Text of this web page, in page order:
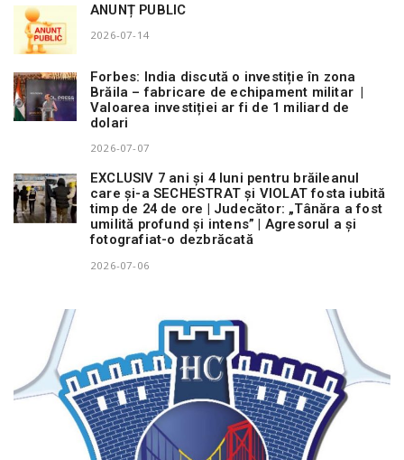
ANUNȚ PUBLIC
2026-07-14
Forbes: India discută o investiție în zona
Brăila – fabricare de echipament militar |
Valoarea investiției ar fi de 1 miliard de
dolari
2026-07-07
EXCLUSIV 7 ani și 4 luni pentru brăileanul
care și-a SECHESTRAT și VIOLAT fosta iubită
timp de 24 de ore | Judecător: „Tânăra a fost
umilită profund și intens” | Agresorul a și
fotografiat-o dezbrăcată
2026-07-06